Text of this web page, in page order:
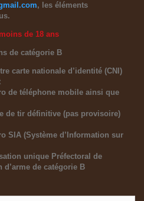
, les éléments
de 18 ans
de catégorie B
carte nationale d’identité (CNI)
de téléphone mobile ainsi que
de tir définitive (pas provisoire)
SIA (Système d’Information sur
unique Préfectoral de
de catégorie B